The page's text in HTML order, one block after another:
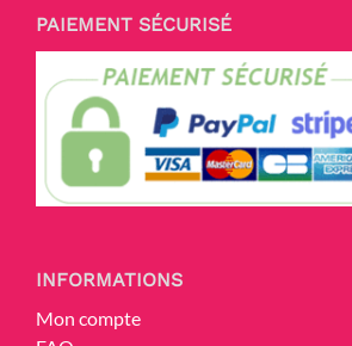
PAIEMENT SÉCURISÉ
INFORMATIONS
Mon compte